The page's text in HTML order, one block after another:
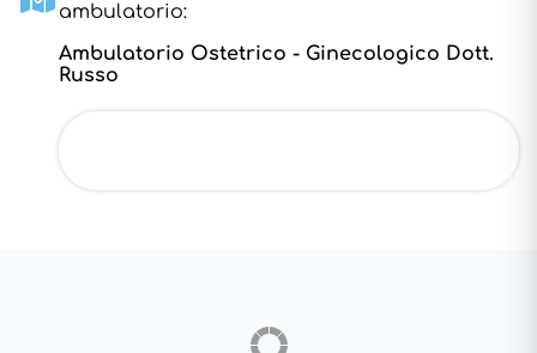
ambulatorio:
Ambulatorio Ostetrico - Ginecologico Dott.
Russo